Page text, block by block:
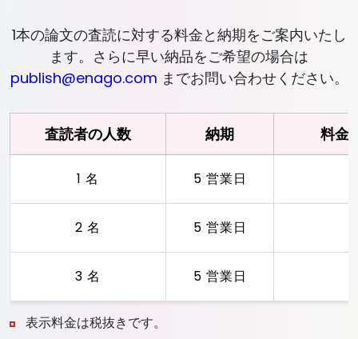
1本の論文の査読に対する料金と納期をご案内いたし
ます。さらに早い納品をご希望の場合は
publish@enago.com までお問い合わせください。
査読者の人数 納期 料金
1 名 5 営業日
2 名 5 営業日
3 名 5 営業日
表示料金は税抜きです。